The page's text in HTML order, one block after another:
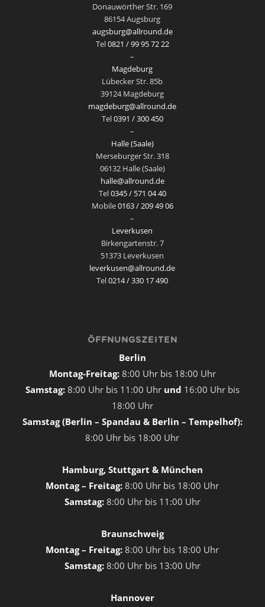
Donauwörther Str. 169
86154 Augsburg
augsburg@allround.de
Tel0821 / 99 95 72 22
–
Magdeburg
Lübecker Str. 85b
39124 Magdeburg
magdeburg@allround.de
Tel0391 / 300 450
–
Halle (Saale)
Merseburger Str. 318
06132 Halle (Saale)
halle@allround.de
Tel0345 / 571 04 40
Mobile0163 / 209 49 06
–
Leverkusen
Birkengartenstr. 7
51373 Leverkusen
leverkusen@allround.de
Tel0214 / 330 17 490
ÖFFNUNGSZEITEN
Berlin
Montag-Freitag: 8:00 Uhr bis 18:00 Uhr
Samstag: 8:00 Uhr bis 11:00 Uhr und 16:00 Uhr bis
18:00 Uhr
Samstag (Berlin – Spandau & Berlin – Tempelhof):
8:00 Uhr bis 18:00 Uhr
Hamburg, Stuttgart & München
Montag – Freitag:8:00 Uhr bis 18:00 Uhr
Samstag:8:00 Uhr bis 11:00 Uhr
Braunschweig
Montag – Freitag:8:00 Uhr bis 18:00 Uhr
Samstag: 8:00 Uhr bis 13:00 Uhr
Hannover